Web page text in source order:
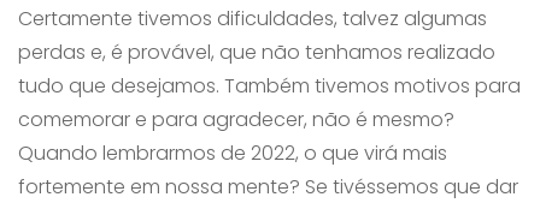
Certamente tivemos dificuldades, talvez algumas
perdas e, é provável, que não tenhamos realizado
tudo que desejamos. Também tivemos motivos para
comemorar e para agradecer, não é mesmo?
Quando lembrarmos de 2022, o que virá mais
fortemente em nossa mente? Se tivéssemos que dar